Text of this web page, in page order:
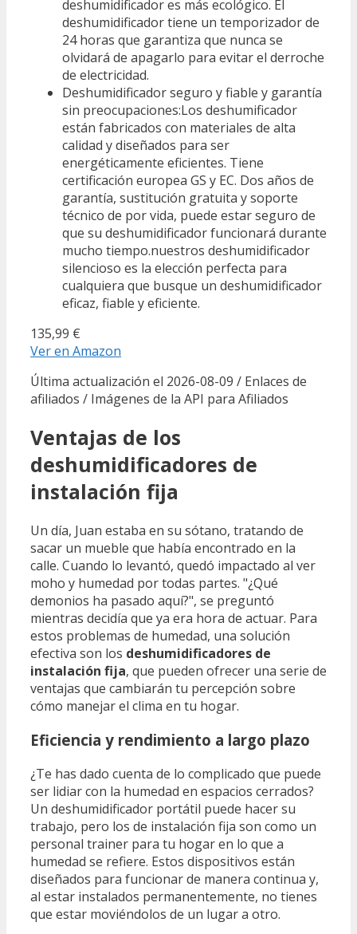
deshumidificador es más ecológico. El
deshumidificador tiene un temporizador de
24 horas que garantiza que nunca se
olvidará de apagarlo para evitar el derroche
de electricidad.
Deshumidificador seguro y fiable y garantía
sin preocupaciones:Los deshumificador
están fabricados con materiales de alta
calidad y diseñados para ser
energéticamente eficientes. Tiene
certificación europea GS y EC. Dos años de
garantía, sustitución gratuita y soporte
técnico de por vida, puede estar seguro de
que su deshumidificador funcionará durante
mucho tiempo.nuestros deshumidificador
silencioso es la elección perfecta para
cualquiera que busque un deshumidificador
eficaz, fiable y eficiente.
135,99 €
Ver en Amazon
Última actualización el 2026-08-09 / Enlaces de
afiliados / Imágenes de la API para Afiliados
Ventajas de los
deshumidificadores de
instalación fija
Un día, Juan estaba en su sótano, tratando de
sacar un mueble que había encontrado en la
calle. Cuando lo levantó, quedó impactado al ver
moho y humedad por todas partes. "¿Qué
demonios ha pasado aquí?", se preguntó
mientras decidía que ya era hora de actuar. Para
estos problemas de humedad, una solución
efectiva son los deshumidificadores de
instalación fija, que pueden ofrecer una serie de
ventajas que cambiarán tu percepción sobre
cómo manejar el clima en tu hogar.
Eficiencia y rendimiento a largo plazo
¿Te has dado cuenta de lo complicado que puede
ser lidiar con la humedad en espacios cerrados?
Un deshumidificador portátil puede hacer su
trabajo, pero los de instalación fija son como un
personal trainer para tu hogar en lo que a
humedad se refiere. Estos dispositivos están
diseñados para funcionar de manera continua y,
al estar instalados permanentemente, no tienes
que estar moviéndolos de un lugar a otro.